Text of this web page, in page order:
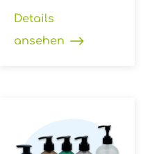
Details
ansehen